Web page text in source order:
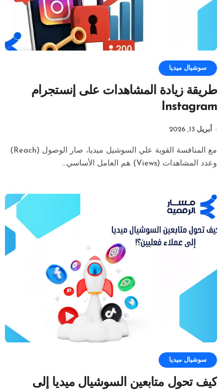
سوشيال ميديا
طريقة زيادة المشاهدات على إنستجرام
Instagram
أبريل 13, 2026
مع المنافسة القوية علي السوشيل ميديا، صار الوصول (Reach)
وعدد المشاهدات (Views) هم العامل الأساسي...
سوشيال ميديا
كيف تحول متابعين السوشيال ميديا إلى